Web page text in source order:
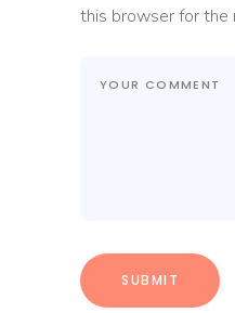
this browser for the